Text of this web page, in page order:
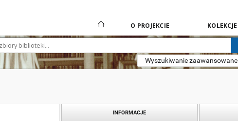
O PROJEKCIE KOLEKCJE
Wyszukiwanie zaawansowane
INFORMACJE